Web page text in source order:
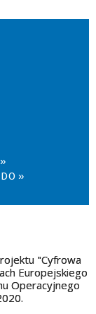
»
"Cyfrowa
Europejskiego
Operacyjnego